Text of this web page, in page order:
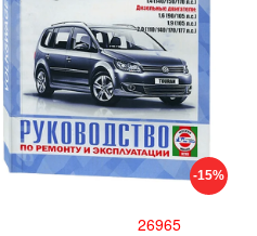
-15%
26965